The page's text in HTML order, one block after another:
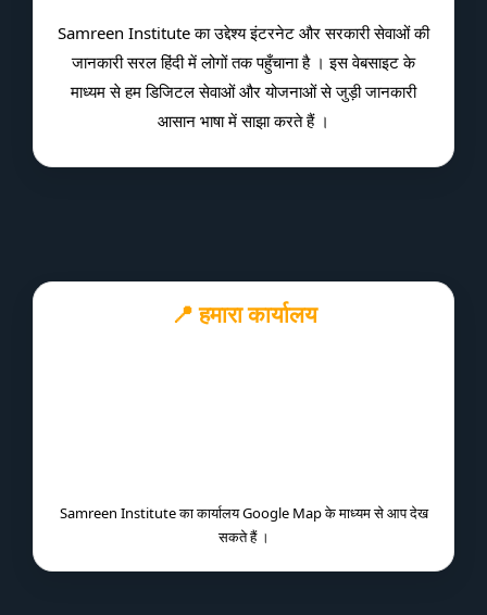
Samreen Institute का उद्देश्य इंटरनेट और सरकारी सेवाओं की
जानकारी सरल हिंदी में लोगों तक पहुँचाना है । इस वेबसाइट के
माध्यम से हम डिजिटल सेवाओं और योजनाओं से जुड़ी जानकारी
आसान भाषा में साझा करते हैं ।
📍 हमारा कार्यालय
Samreen Institute का कार्यालय Google Map के माध्यम से आप देख
सकते हैं ।